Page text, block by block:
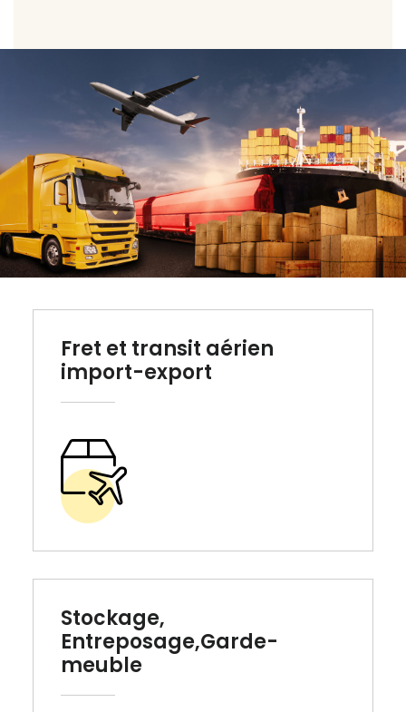
Fret et transit aérien
import-export
Stockage,
Entreposage,Garde-
meuble